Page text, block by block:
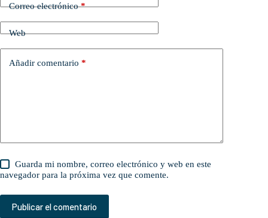
Correo electrónico*
Web
Añadir comentario *
Guarda mi nombre, correo electrónico y web en este
navegador para la próxima vez que comente.
Publicar el comentario